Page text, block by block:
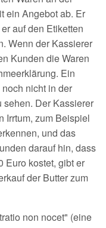
ein Angebot ab. Er
auf den Etiketten
Wenn der Kassierer
Kunden die Waren
Ein
nicht in der
sehen. Der Kassierer
Irrtum, zum Beispiel
und das
darauf hin, dass
Euro kostet, gibt er
der Butter zum
non nocet" (eine